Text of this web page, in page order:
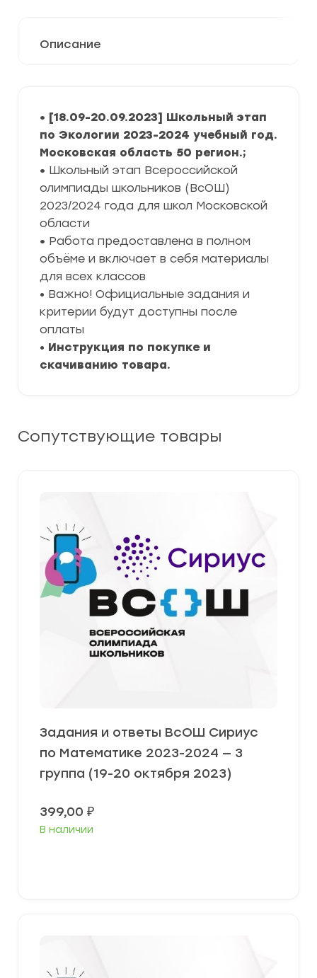
Описание
• [18.09-20.09.2023] Школьный этап
по Экологии 2023-2024 учебный год.
Московская область 50 регион.;
• Школьный этап Всероссийской
олимпиады школьников (ВсОШ)
2023/2024 года для школ Московской
области
• Работа предоставлена в полном
объёме и включает в себя материалы
для всех классов
• Важно! Официальные задания и
критерии будут доступны после
оплаты
• Инструкция по покупке и
скачиванию товара.
Сопутствующие товары
Задания и ответы ВсОШ Сириус
по Математике 2023-2024 — 3
группа (19-20 октября 2023)
399,00 ₽
В наличии